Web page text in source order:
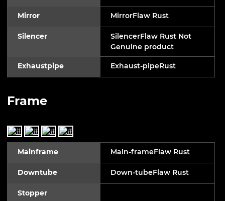
Mirror MirrorFlaw Rust
Silencer
SilencerFlaw Rust Not
Genuine product
Exhaustpipe Exhaust-pipeRust
Frame
Mainframe Main-frameFlaw Rust
Downtube Down-tubeFlaw Rust
Stopper